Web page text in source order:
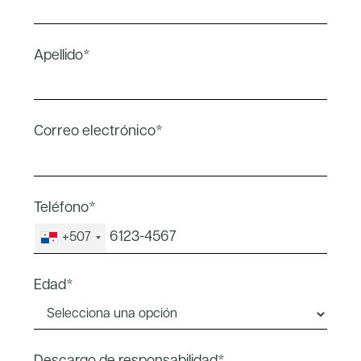
Apellido*
Correo electrónico*
Teléfono*
+507
Edad*